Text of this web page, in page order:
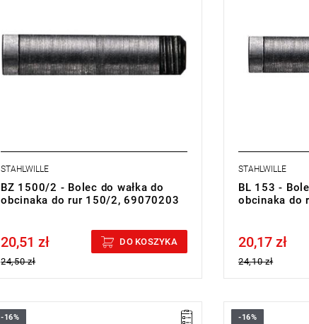
STAHLWILLE
BZ 1500/2 - Bolec do wałka do
obcinaka do rur 150/2, 69070203
Price tax included
20,51 zł
24,50 zł
DO KOSZYKA
STAHLWILLE
BL 153 -
obcinaka do
Price tax included
20,17 zł
24,10 zł
-16% -16%